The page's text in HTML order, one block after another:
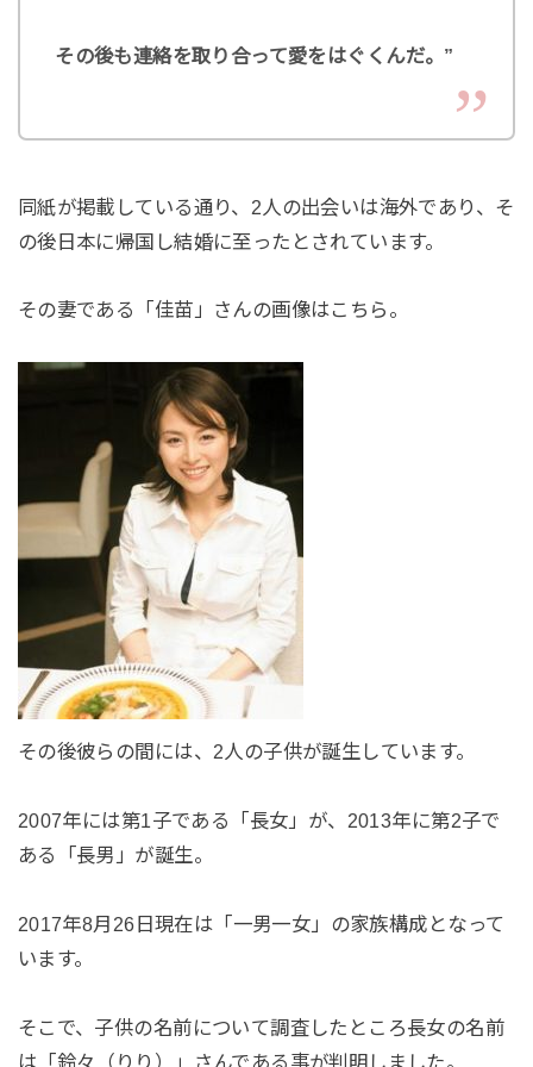
その後も連絡を取り合って愛をはぐくんだ。”
同紙が掲載している通り、2人の出会いは海外であり、そ
の後日本に帰国し結婚に至ったとされています。
その妻である「佳苗」さんの画像はこちら。
その後彼らの間には、2人の子供が誕生しています。
2007年には第1子である「長女」が、2013年に第2子で
ある「長男」が誕生。
2017年8月26日現在は「一男一女」の家族構成となって
います。
そこで、子供の名前について調査したところ長女の名前
は「鈴々（りり）」さんである事が判明しました。